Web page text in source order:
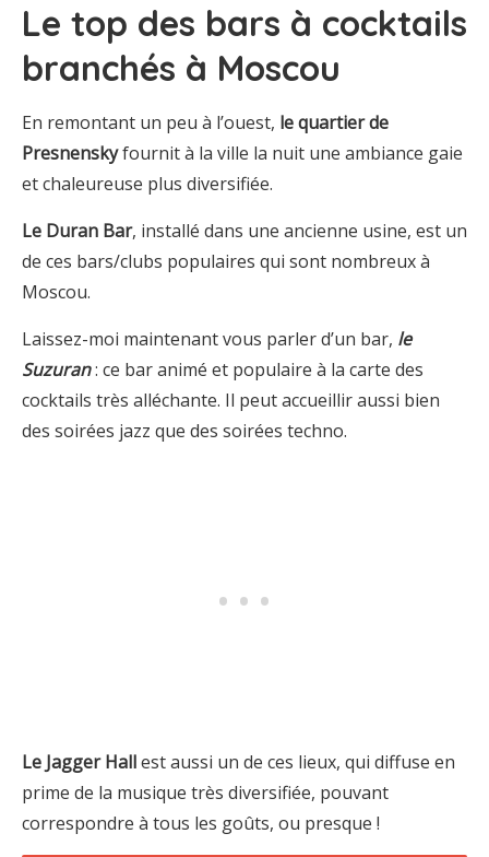
Le top des bars à cocktails
branchés à Moscou
En remontant un peu à l’ouest, le quartier de
Presnenskyfournit à la ville la nuit une ambiance gaie
et chaleureuse plus diversifiée.
Le Duran Bar, installé dans une ancienne usine, est un
de ces bars/clubs populaires qui sont nombreux à
Moscou.
Laissez-moi maintenant vous parler d’un bar, le
Suzuran: ce bar animé et populaire à la carte des
cocktails très alléchante. Il peut accueillir aussi bien
des soirées jazz que des soirées techno.
Le Jagger Hallest aussi un de ces lieux, qui diffuse en
prime de la musique très diversifiée, pouvant
correspondre à tous les goûts, ou presque !